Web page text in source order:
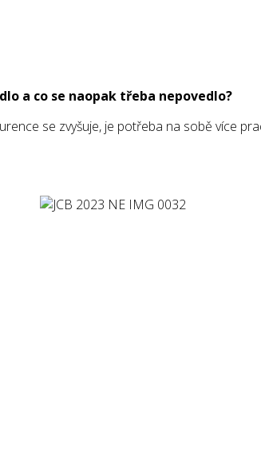
a co se naopak třeba nepovedlo?
se zvyšuje, je potřeba na sobě více